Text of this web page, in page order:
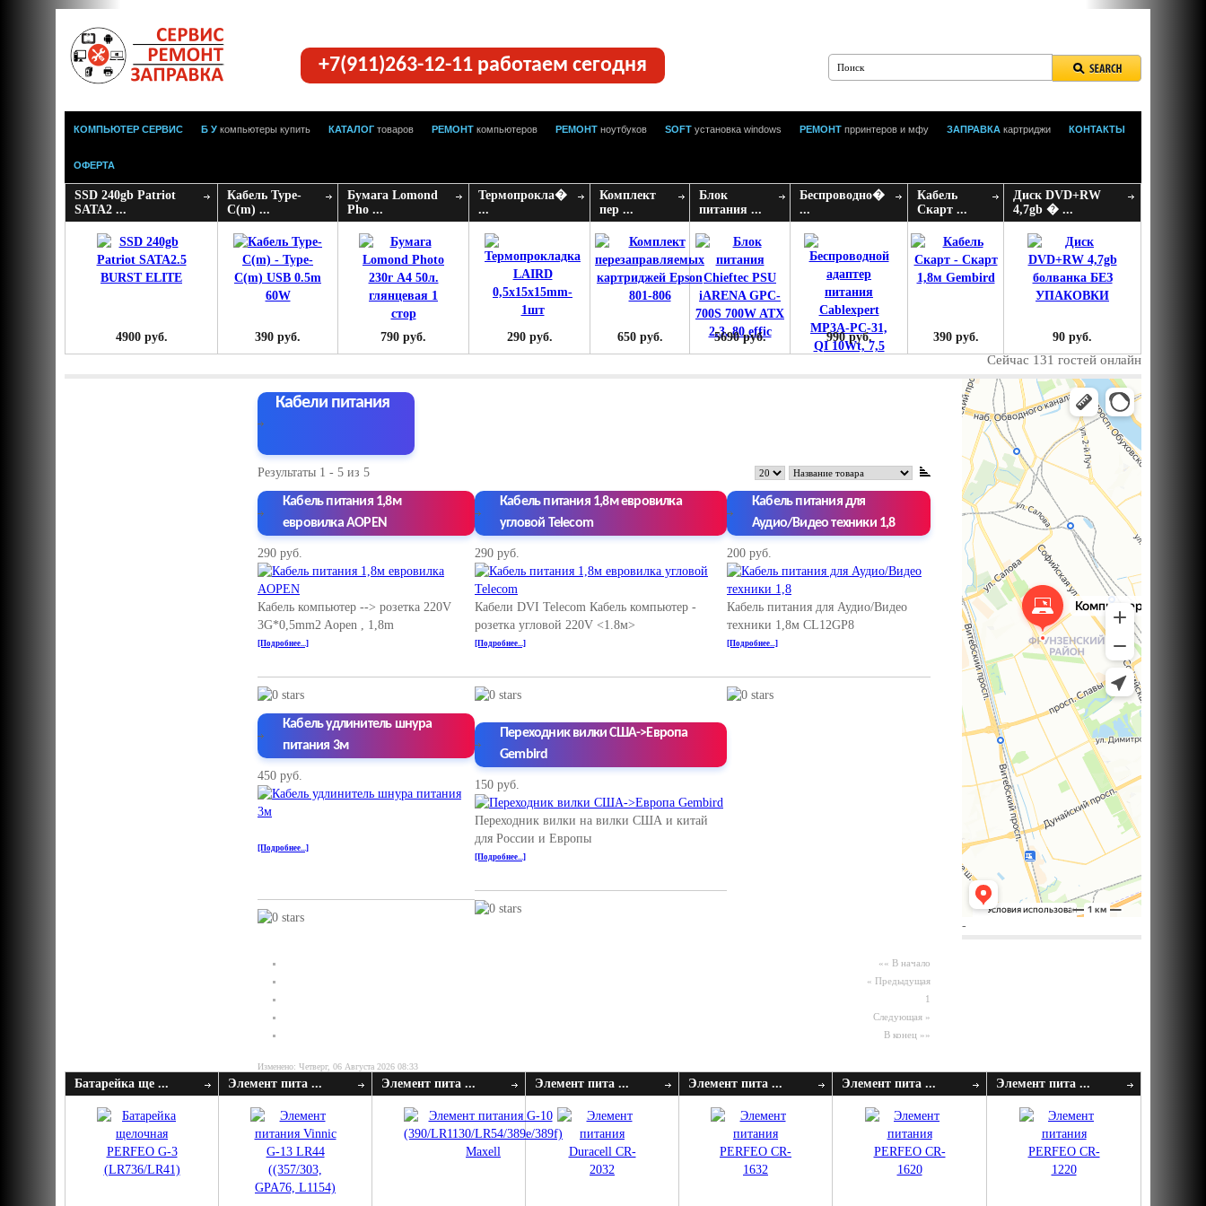
+7(911)263-12-11 работаем сегодня
КОМПЬЮТЕР СЕРВИС Б У компьютеры купить КАТАЛОГ товаров РЕМОНТ компьютеров РЕМОНТ ноутбуков SOFT установка windows РЕМОНТ прринтеров и мфу ЗАПРАВКА картриджи КОНТАКТЫ
ОФЕРТА
SSD 240gb Patriot
SATA2 ...
4900 руб.
Кабель Type-
C(m) ...
390 руб.
Бумага Lomond
Pho ...
790 руб.
Термопрокла�
...
290 руб.
Комплект
пер ...
650 руб.
Блок
питания ...
5690 руб.
Беспроводно�
...
990 руб.
Кабель
Скарт ...
390 руб.
Диск DVD+RW
4,7gb � ...
90 руб.
Сейчас 131 гостей онлайн
Кабели питания
Результаты 1 - 5 из 5
Кабель питания 1,8м
евровилка AOPEN
290 руб.
Кабель компьютер --> розетка 220V
3G*0,5mm2 Aopen , 1,8m
[Подробнее...]
Кабель питания 1,8м евровилка
угловой Telecom
290 руб.
Кабели DVI Telecom Кабель компьютер -
розетка угловой 220V <1.8м>
[Подробнее...]
Кабель питания для
Аудио/Видео техники 1,8
200 руб.
Кабель питания для Аудио/Видео
техники 1,8м CL12GP8
[Подробнее...]
Кабель удлинитель шнура
питания 3м
450 руб.
[Подробнее...]
Переходник вилки США->Европа
Gembird
150 руб.
Переходник вилки на вилки США и китай
для России и Европы
[Подробнее...]
«« В начало
« Предыдущая
1
Следующая »
В конец »»
Изменено: Четверг, 06 Августа 2026 08:33
-
Батарейка ще ... Элемент пита ... Элемент пита ... Элемент пита ... Элемент пита ... Элемент пита ... Элемент пита ...